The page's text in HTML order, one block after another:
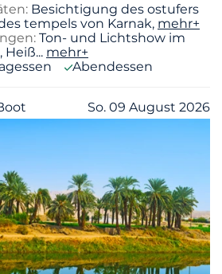
Besichtigung des ostufers
tempels von Karnak, mehr+
Ton- und Lichtshow im
Heiß... mehr+
Abendessen
So. 09 August 2026